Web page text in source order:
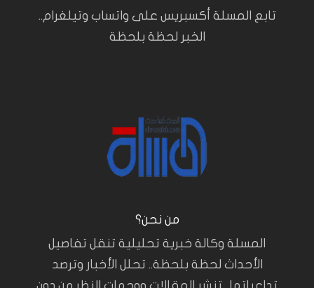
تابع المسلة أكسبريس على واتساب وتيلغرام..
الخبر لحظة بلحظة
من نحن؟
المسلة وكالة خبرية تحليلية تنقل تفاصيل
الأحداث لحظة بلحظة.. تحلل الأخبار وترصد
تداعياتها.. تنشر المقالات ووجهات النظر من دون